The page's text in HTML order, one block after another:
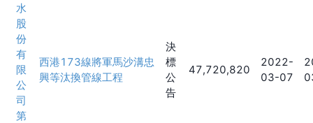
水
股
份
有
限
公
司
第
西港173線將軍馬沙溝忠
興等汰換管線工程
決
標
公
告
47,720,820
2022-
03-07